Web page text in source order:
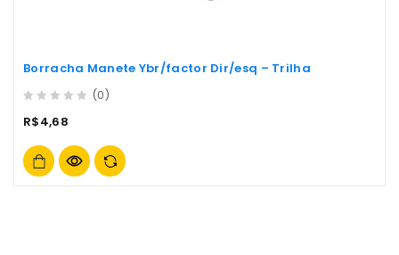
Borracha Manete Ybr/factor Dir/esq – Trilha
out
5
(0)
R$4,68